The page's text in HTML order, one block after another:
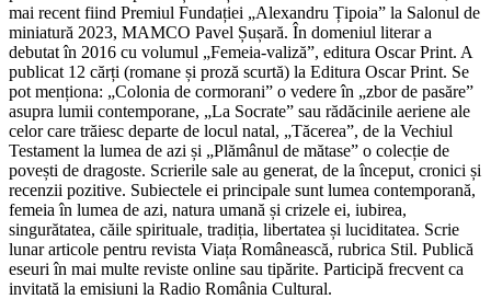
mai recent fiind Premiul Fundației „Alexandru Țipoia” la Salonul de
miniatură 2023, MAMCO Pavel Șușară. În domeniul literar a
debutat în 2016 cu volumul „Femeia-valiză”, editura Oscar Print. A
publicat 12 cărți (romane și proză scurtă) la Editura Oscar Print. Se
pot menționa: „Colonia de cormorani” o vedere în „zbor de pasăre”
asupra lumii contemporane, „La Socrate” sau rădăcinile aeriene ale
celor care trăiesc departe de locul natal, „Tăcerea”, de la Vechiul
Testament la lumea de azi și „Plămânul de mătase” o colecție de
povești de dragoste. Scrierile sale au generat, de la început, cronici și
recenzii pozitive. Subiectele ei principale sunt lumea contemporană,
femeia în lumea de azi, natura umană și crizele ei, iubirea,
singurătatea, căile spirituale, tradiția, libertatea și luciditatea. Scrie
lunar articole pentru revista Viața Românească, rubrica Stil. Publică
eseuri în mai multe reviste online sau tipărite. Participă frecvent ca
invitată la emisiuni la Radio România Cultural.